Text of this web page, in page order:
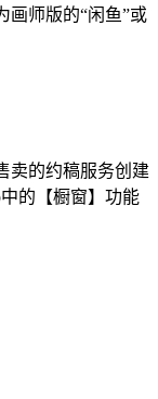
画师版的“闲鱼”或
的约稿服务创建
的【橱窗】功能